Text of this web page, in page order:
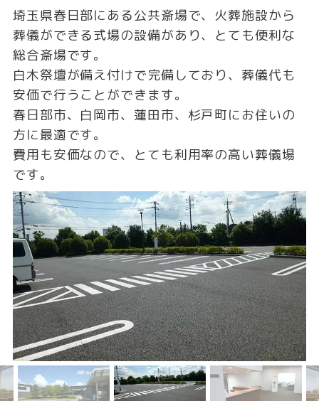
埼玉県春日部にある公共斎場で、火葬施設から
葬儀ができる式場の設備があり、とても便利な
総合斎場です。
白木祭壇が備え付けで完備しており、葬儀代も
安価で行うことができます。
春日部市、白岡市、蓮田市、杉戸町にお住いの
方に最適です。
費用も安価なので、とても利用率の高い葬儀場
です。